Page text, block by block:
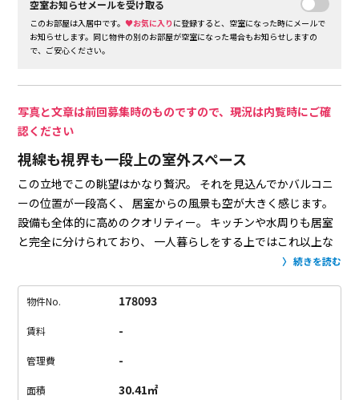
空室お知らせメールを受け取る
このお部屋は入居中です。♥お気に入り に登録すると、空室になった時にメールで
お知らせします。同じ物件の別のお部屋が空室になった場合もお知らせしますの
で、ご安心ください。
写真と文章は前回募集時のものですので、現況は内覧時にご確
認ください
視線も視界も一段上の室外スペース
この立地でこの眺望はかなり贅沢。
それを見込んでかバルコニ
ーの位置が一段高く、 居室からの風景も空が大きく感じます。
設備も全体的に高めのクオリティー。
キッチンや水周りも居室
と完全に分けられており、
一人暮らしをする上ではこれ以上な
室内の床は総タイル張りの豪華仕様。
設置式ですが、収納も多く至れり尽くせり。
暮らしをしてみませんか？
続きを読む
物件No. 178093
賃料 -
管理費 -
面積 30.41㎡